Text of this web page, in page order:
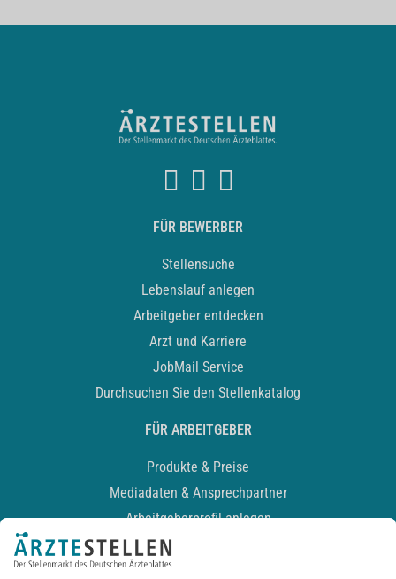
FÜR BEWERBER
Stellensuche
Lebenslauf anlegen
Arbeitgeber entdecken
Arzt und Karriere
JobMail Service
Durchsuchen Sie den Stellenkatalog
FÜR ARBEITGEBER
Produkte & Preise
Mediadaten & Ansprechpartner
Arbeitgeberprofil anlegen
Recruiting-Podcast